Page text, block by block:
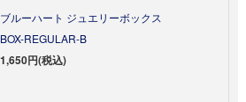
ブルーハート ジュエリーボックス
BOX-REGULAR-B
1,650円(税込)